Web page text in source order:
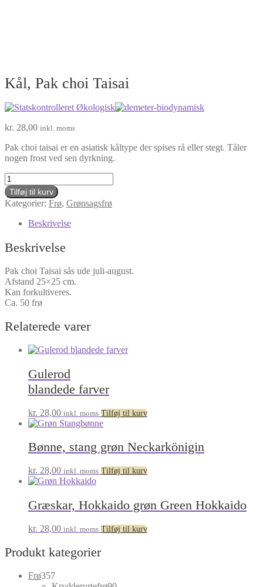
Kål, Pak choi Taisai
kr. 28,00 inkl. moms
Pak choi taisai er en asiatisk kåltype der spises rå eller stegt. Tåler
nogen frost ved sen dyrkning.
Kål,
Pak
choi
Taisai
antal
Tilføj til kurv
Kategorier: Frø, Grønsagsfrø
Beskrivelse
Beskrivelse
Pak choi Taisai sås ude juli-august.
Afstand 25×25 cm.
Kan forkultiveres.
Ca. 50 frø
Relaterede varer
Gulerod
blandede farver
kr. 28,00 inkl. moms Tilføj til kurv
Bønne, stang grøn Neckarkönigin
kr. 28,00 inkl. moms Tilføj til kurv
Græskar, Hokkaido grøn Green Hokkaido
kr. 28,00 inkl. moms Tilføj til kurv
Produkt kategorier
Frø357357